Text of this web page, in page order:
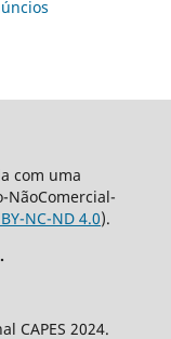
com uma
NãoComercial-
NC-ND 4.0).
CAPES 2024.